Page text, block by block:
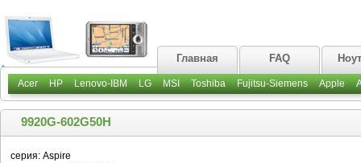
Главная FAQ
Acer HP Lenovo-IBM LG MSI Toshiba Fujitsu-Siemens Apple
9920G-602G50H
серия: Aspire